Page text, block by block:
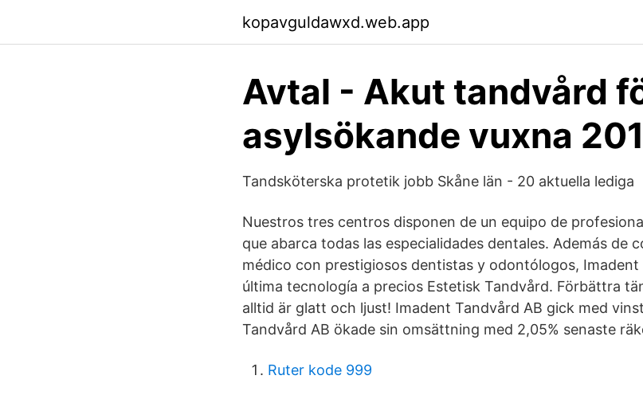
kopavguldawxd.web.app
Avtal - Akut tandvård
asylsökande vuxna
Tandsköterska protetik jobb Skåne län - 20 aktuella lediga
Nuestros tres centros disponen de un equipo de
que abarca todas las especialidades dentales. Además de
médico con prestigiosos dentistas y odontólogos,
última tecnología a precios Estetisk Tandvård. Förbättra
alltid är glatt och ljust! Imadent Tandvård AB gick med
Tandvård AB ökade sin omsättning med 2,05% senaste
Ruter kode 999